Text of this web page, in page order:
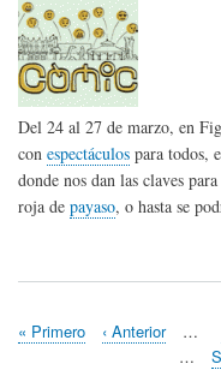
Del 24 al 27 de marzo, en
con espectáculos para todos,
donde nos dan las claves
roja de payaso, o hasta se
Paginación
Primera
« Primero
Página
‹ Anterior …
…